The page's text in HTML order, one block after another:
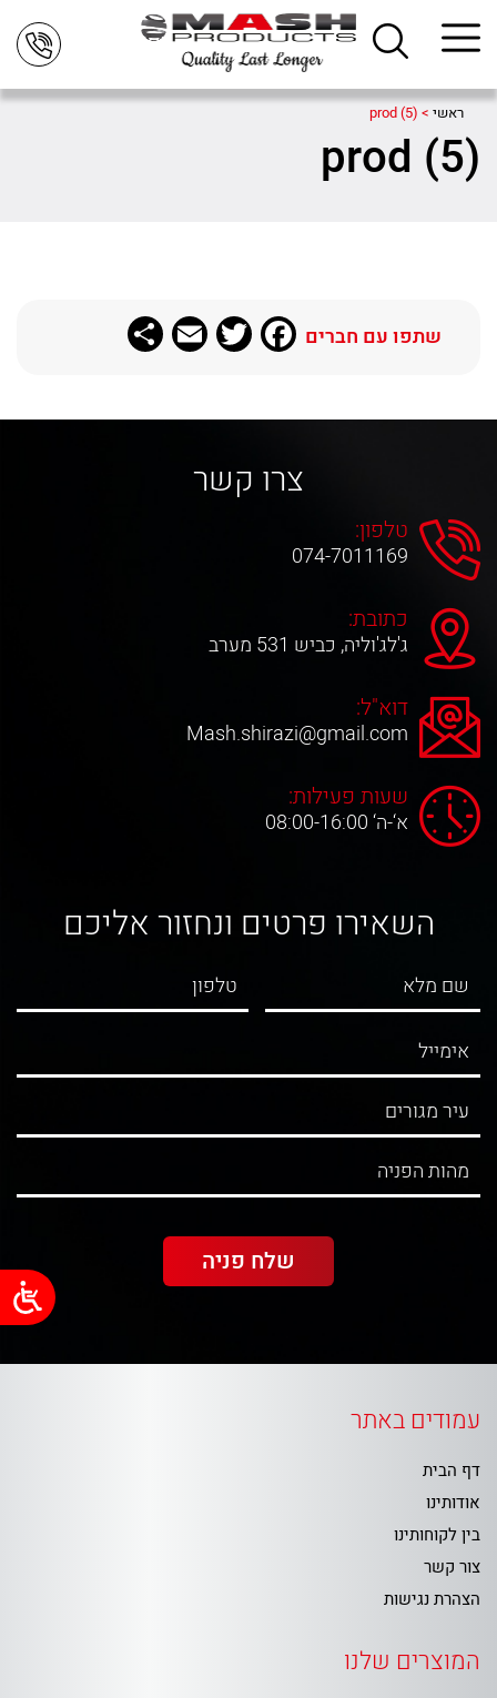
ראשי >
prod (5)
prod (5)
שתפו עם חברים Facebook
Twitter
Email
צרו קשר
טלפון:
074-7011169
כתובת:
ג'לג'וליה, כביש 531 מערב
דוא"ל:
Mash.shirazi@gmail.com
שעות פעילות:
א‘-ה‘ 08:00-16:00
השאירו פרטים ונחזור אליכם
עמודים באתר
דף הבית
אודותינו
בין לקוחותינו
צור קשר
הצהרת נגישות
המוצרים שלנו